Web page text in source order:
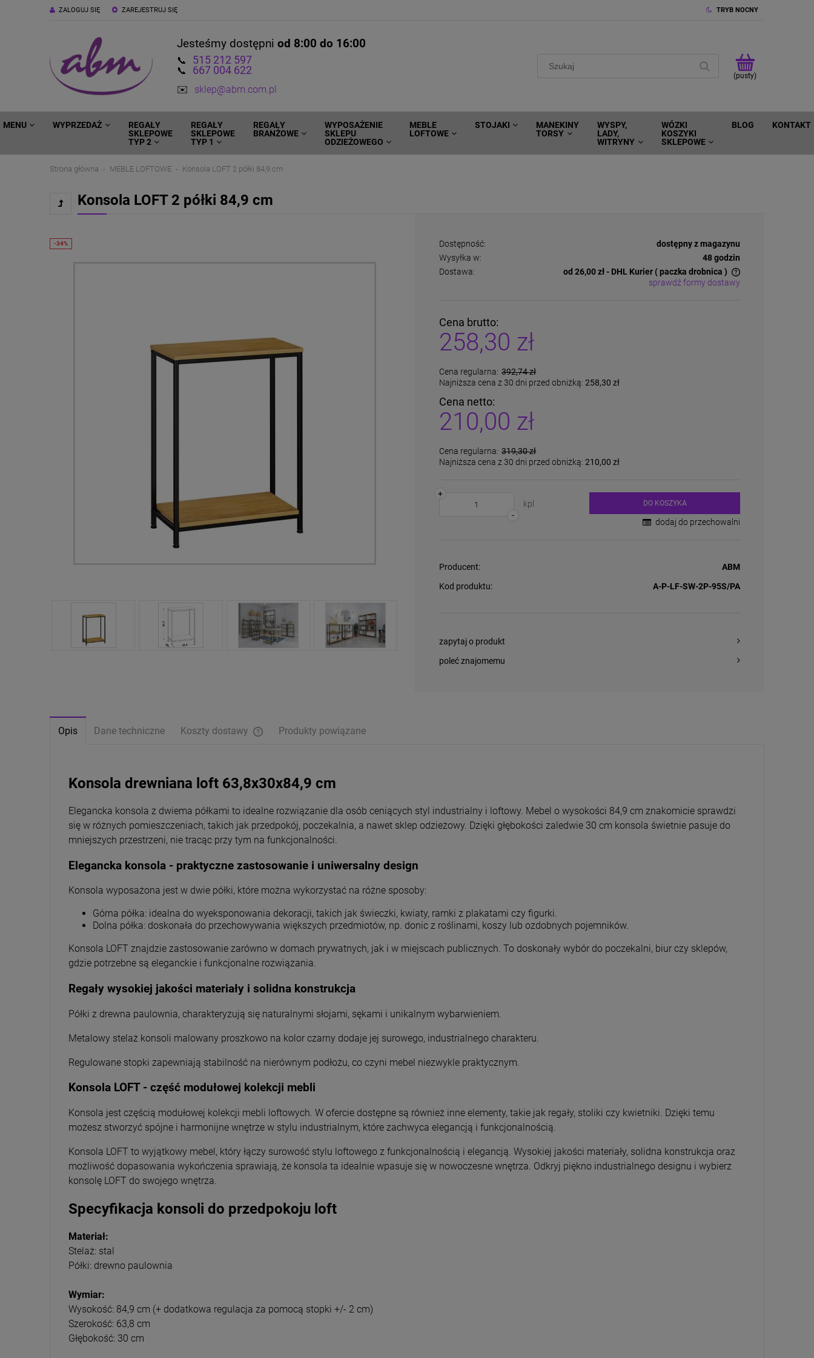
ZAREJESTRUJ SIĘ
ZALOGUJ SIĘ TRYB NOCNY
Jesteśmy dostępni od 8:00 do 16:00
📞 515 212 597
📞 667 004 622
✉️ sklep@abm.com.pl
(pusty)
MENU WYPRZEDAŻ
REGAŁY
SKLEPOWE
TYP 2
REGAŁY
SKLEPOWE
TYP 1
REGAŁY
BRANŻOWE
WYPOSAŻENIE
SKLEPU
ODZIEŻOWEGO
MEBLE
LOFTOWE
STOJAKI
MANEKINY
TORSY
WYSPY,
LADY,
WITRYNY
WÓZKI
KOSZYKI
SKLEPOWE
BLOG KONTAKT
Strona główna MEBLE LOFTOWE Konsola LOFT 2 półki 84,9 cm
Konsola LOFT 2 półki 84,9 cm
Dostępność:
dostępny z magazynu
Wysyłka w:
48 godzin
Dostawa:
od 26,00 zł- DHL Kurier ( paczka drobnica )
sprawdź formy dostawy
Cena brutto:
258,30 zł
Cena regularna: 392,74 zł
Najniższa cena z 30 dni przed obniżką: 258,30 zł
Cena netto:
210,00 zł
Cena regularna: 319,30 zł
Najniższa cena z 30 dni przed obniżką: 210,00 zł
-
+
kpl
DO KOSZYKA
dodaj do przechowalni
Producent:
ABM
Kod produktu:
A-P-LF-SW-2P-95S/PA
zapytaj o produkt
poleć znajomemu
Opis Dane techniczne Koszty dostawy Produkty powiązane
Konsola drewniana loft 63,8x30x84,9 cm
Elegancka konsola z dwiema półkami to idealne rozwiązanie dla osób ceniących styl industrialny i loftowy. Mebel o wysokości 84,9 cm znakomicie sprawdzi
się w różnych pomieszczeniach, takich jak przedpokój, poczekalnia, a nawet sklep odzieżowy. Dzięki głębokości zaledwie 30 cm konsola świetnie pasuje do
mniejszych przestrzeni, nie tracąc przy tym na funkcjonalności.
Elegancka konsola - praktyczne zastosowanie i uniwersalny design
Konsola wyposażona jest w dwie półki, które można wykorzystać na różne sposoby:
Górna półka: idealna do wyeksponowania dekoracji, takich jak świeczki, kwiaty, ramki z plakatami czy figurki.
Dolna półka: doskonała do przechowywania większych przedmiotów, np. donic z roślinami, koszy lub ozdobnych pojemników.
Konsola LOFT znajdzie zastosowanie zarówno w domach prywatnych, jak i w miejscach publicznych. To doskonały wybór do poczekalni, biur czy sklepów,
gdzie potrzebne są eleganckie i funkcjonalne rozwiązania.
Regały wysokiej jakości materiały i solidna konstrukcja
Półki z drewna paulownia, charakteryzują się naturalnymi słojami, sękami i unikalnym wybarwieniem.
Metalowy stelaż konsoli malowany proszkowo na kolor czarny dodaje jej surowego, industrialnego charakteru.
Regulowane stopki zapewniają stabilność na nierównym podłożu, co czyni mebel niezwykle praktycznym.
Konsola LOFT - część modułowej kolekcji mebli
Konsola jest częścią modułowej kolekcji mebli loftowych. W ofercie dostępne są również inne elementy, takie jak regały, stoliki czy kwietniki. Dzięki temu
możesz stworzyć spójne i harmonijne wnętrze w stylu industrialnym, które zachwyca elegancją i funkcjonalnością.
Konsola LOFT to wyjątkowy mebel, który łączy surowość stylu loftowego z funkcjonalnością i elegancją. Wysokiej jakości materiały, solidna konstrukcja oraz
możliwość dopasowania wykończenia sprawiają, że konsola ta idealnie wpasuje się w nowoczesne wnętrza. Odkryj piękno industrialnego designu i wybierz
konsolę LOFT do swojego wnętrza.
Specyfikacja konsoli do przedpokoju loft
Materiał:
Stelaż: stal
Półki: drewno paulownia
Wymiar:
Wysokość: 84,9 cm (+ dodatkowa regulacja za pomocą stopki +/- 2 cm)
Szerokość: 63,8 cm
Głębokość: 30 cm